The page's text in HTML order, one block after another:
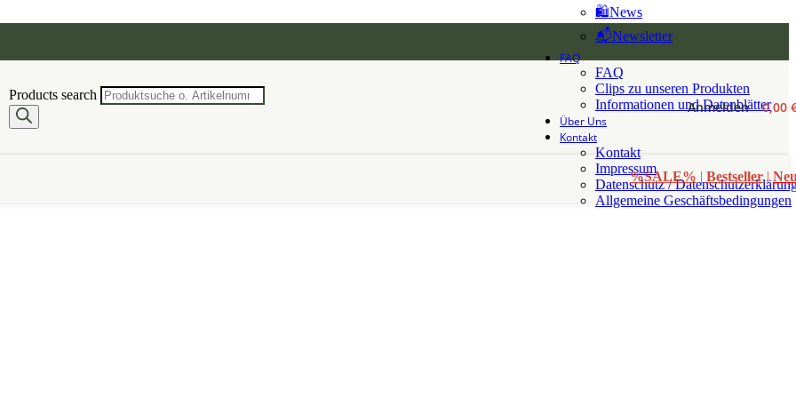
🛍️News
📬Newsletter
FAQ
FAQ
Clips zu unseren Produkten
Informationen und Datenblätter
Über Uns
Kontakt
Kontakt
Impressum
Datenschutz /
Allgemeine Geschäftsbedingungen
Products search
Anmelden 0,00
%SALE% | Bestseller|